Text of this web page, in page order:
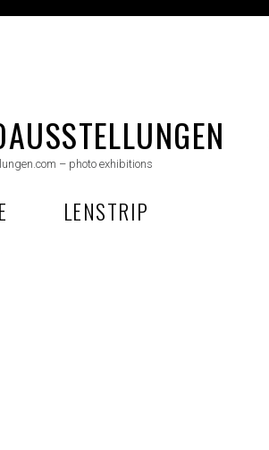
– photo exhibitions
LENSTRIP